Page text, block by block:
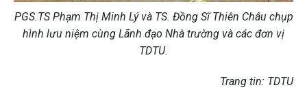
PGS.TS Phạm Thị Minh Lý và TS. Đồng Sĩ Thiên Châu chụp
hình lưu niệm cùng Lãnh đạo Nhà trường và các đơn vị
TDTU.
Trang tin: TDTU